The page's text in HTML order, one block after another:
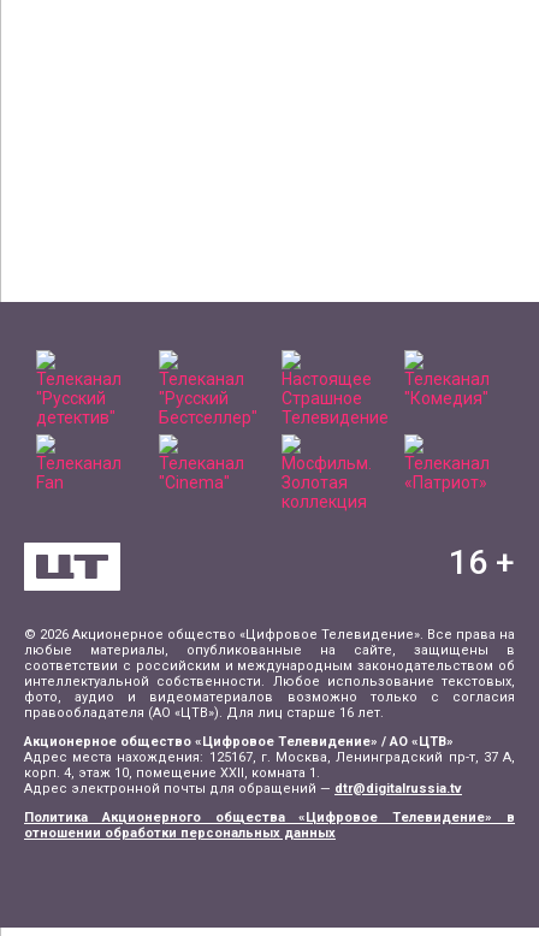
© 2026 Акционерное общество «Цифровое Телевидение». Все права на
любые материалы, опубликованные на сайте, защищены в
соответствии с российским и международным законодательством об
интеллектуальной собственности. Любое использование текстовых,
фото, аудио и видеоматериалов возможно только с согласия
правообладателя (АО «ЦТВ»). Для лиц старше 16 лет.
Акционерное общество «Цифровое Телевидение» / АО «ЦТВ»
Адрес места нахождения: 125167, г. Москва, Ленинградский пр-т, 37 А,
корп. 4, этаж 10, помещение XXII, комната 1.
Адрес электронной почты для обращений — dtr@digitalrussia.tv
Политика Акционерного общества «Цифровое Телевидение» в
отношении обработки персональных данных
16 +